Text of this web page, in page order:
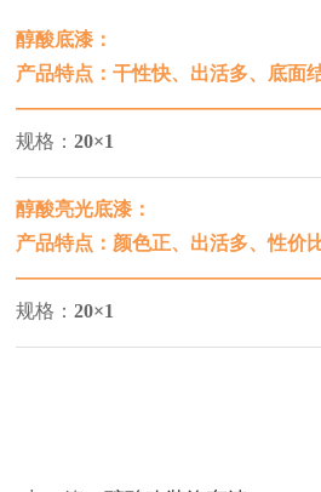
醇酸底漆：
产品特点：干性快、出活多、底面
规格：20×1
醇酸亮光底漆：
产品特点：颜色正、出活多、性价
规格：20×1